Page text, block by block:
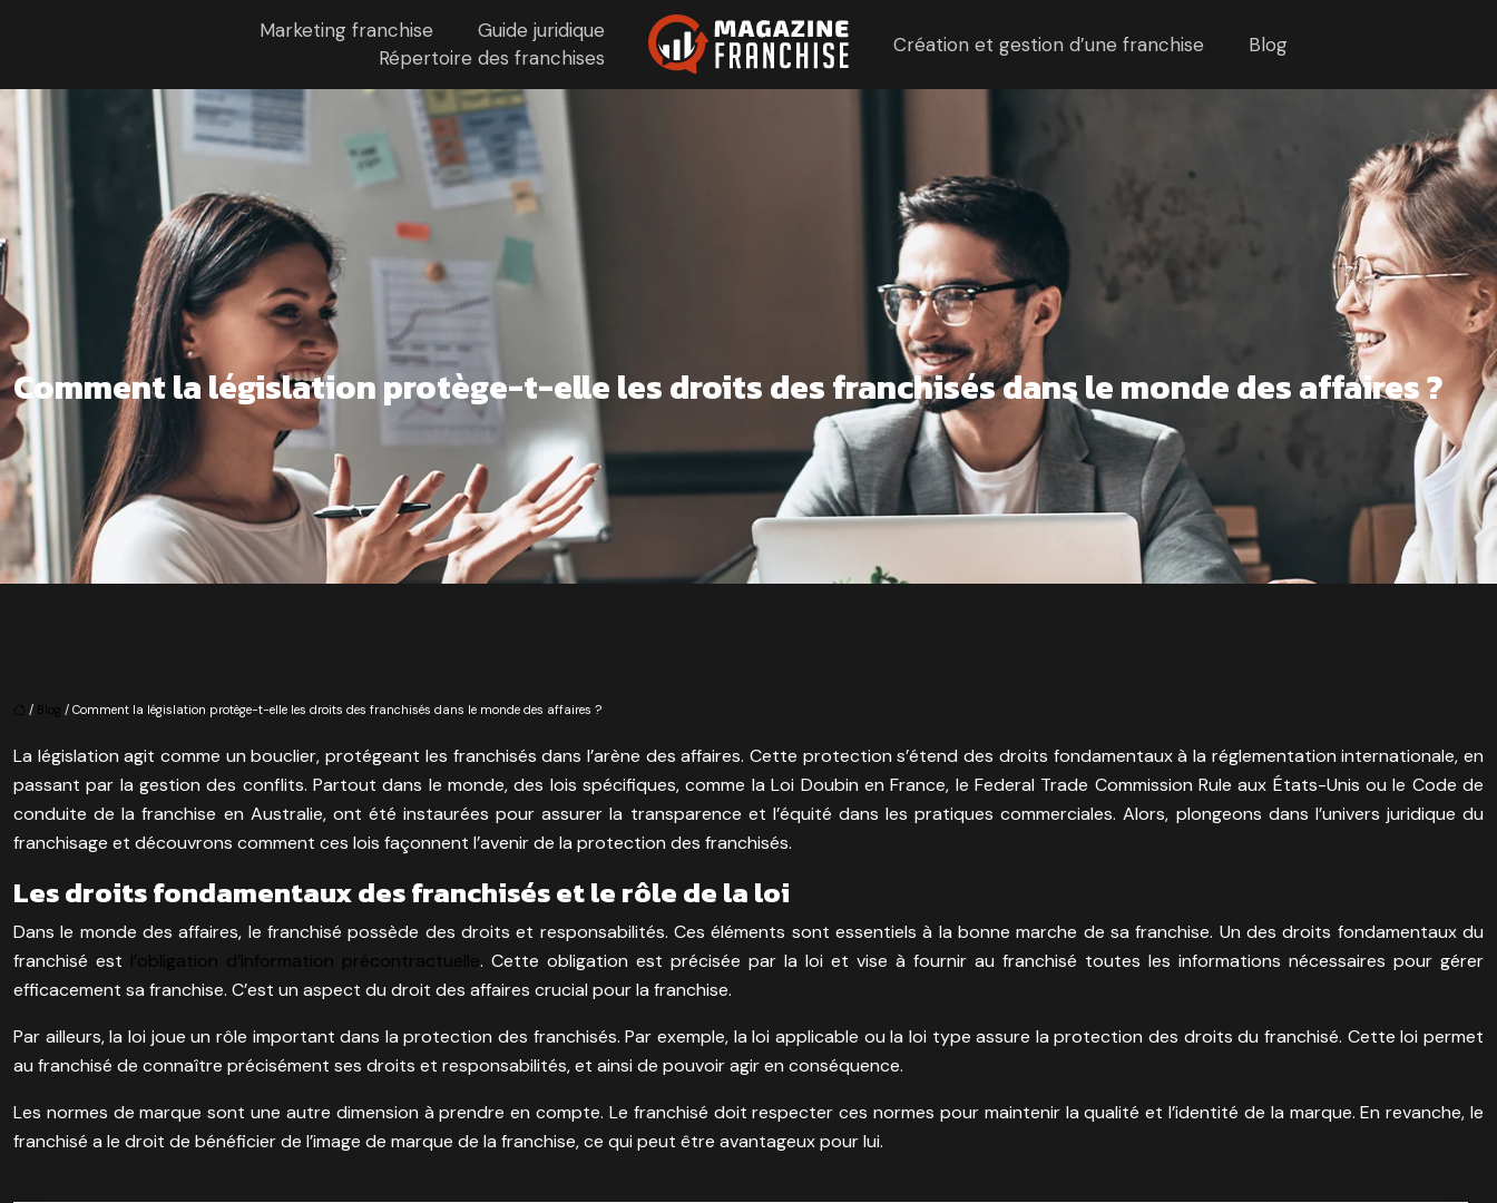
Guide juridique
Marketing franchise
Répertoire des franchises
Création et gestion d’une franchise Blog
Comment la législation protège-t-elle les droits des franchisés dans le monde des affaires ?
/ Blog / Comment la législation protège-t-elle les droits des franchisés dans le monde des affaires ?
La législation agit comme un bouclier, protégeant les franchisés dans l’arène des affaires. Cette protection s’étend des droits fondamentaux à la réglementation internationale, en
passant par la gestion des conflits. Partout dans le monde, des lois spécifiques, comme la Loi Doubin en France, le Federal Trade Commission Rule aux États-Unis ou le Code de
conduite de la franchise en Australie, ont été instaurées pour assurer la transparence et l’équité dans les pratiques commerciales. Alors, plongeons dans l’univers juridique du
franchisage et découvrons comment ces lois façonnent l’avenir de la protection des franchisés.
Les droits fondamentaux des franchisés et le rôle de la loi
Dans le monde des affaires, le franchisé possède des droits et responsabilités. Ces éléments sont essentiels à la bonne marche de sa franchise. Un des droits fondamentaux du
franchisé est l’obligation d’information précontractuelle. Cette obligation est précisée par la loi et vise à fournir au franchisé toutes les informations nécessaires pour gérer
efficacement sa franchise. C’est un aspect du droit des affaires crucial pour la franchise.
Par ailleurs, la loi joue un rôle important dans la protection des franchisés. Par exemple, la loi applicable ou la loi type assure la protection des droits du franchisé. Cette loi permet
au franchisé de connaître précisément ses droits et responsabilités, et ainsi de pouvoir agir en conséquence.
Les normes de marque sont une autre dimension à prendre en compte. Le franchisé doit respecter ces normes pour maintenir la qualité et l’identité de la marque. En revanche, le
franchisé a le droit de bénéficier de l’image de marque de la franchise, ce qui peut être avantageux pour lui.